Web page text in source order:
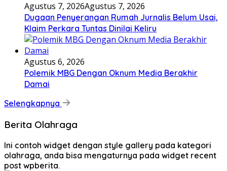
Agustus 7, 2026Agustus 7, 2026
Dugaan Penyerangan Rumah Jurnalis Belum Usai,
Klaim Perkara Tuntas Dinilai Keliru
Agustus 6, 2026
Polemik MBG Dengan Oknum Media Berakhir
Damai
Selengkapnya
Berita Olahraga
Ini contoh widget dengan style gallery pada kategori
olahraga, anda bisa mengaturnya pada widget recent
post wpberita.